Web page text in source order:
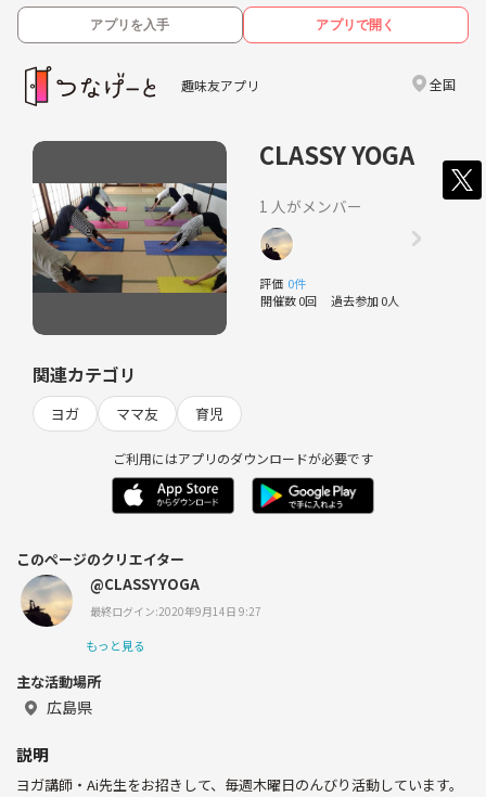
アプリを入手 アプリで開く
趣味友アプリ 全国
CLASSY YOGA
1 人がメンバー
評価 0件
開催数 0回 過去参加 0人
関連カテゴリ
ヨガ ママ友 育児
ご利用にはアプリのダウンロードが必要です
このページのクリエイター
@CLASSYYOGA
最終ログイン:2020年9月14日 9:27
もっと見る
主な活動場所
広島県
説明
ヨガ講師・Ai先生をお招きして、毎週木曜日のんびり活動しています。